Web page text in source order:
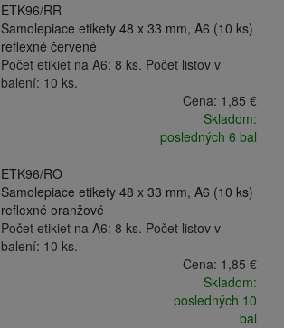
ETK96/RR
Samolepiace etikety 48 x 33 mm, A6 (10 ks)
reflexné červené
Počet etikiet na A6: 8 ks. Počet listov v
balení: 10 ks.
Cena: 1,85 €
Skladom:
posledných 6 bal
ETK96/RO
Samolepiace etikety 48 x 33 mm, A6 (10 ks)
reflexné oranžové
Počet etikiet na A6: 8 ks. Počet listov v
balení: 10 ks.
Cena: 1,85 €
Skladom:
posledných 10
bal